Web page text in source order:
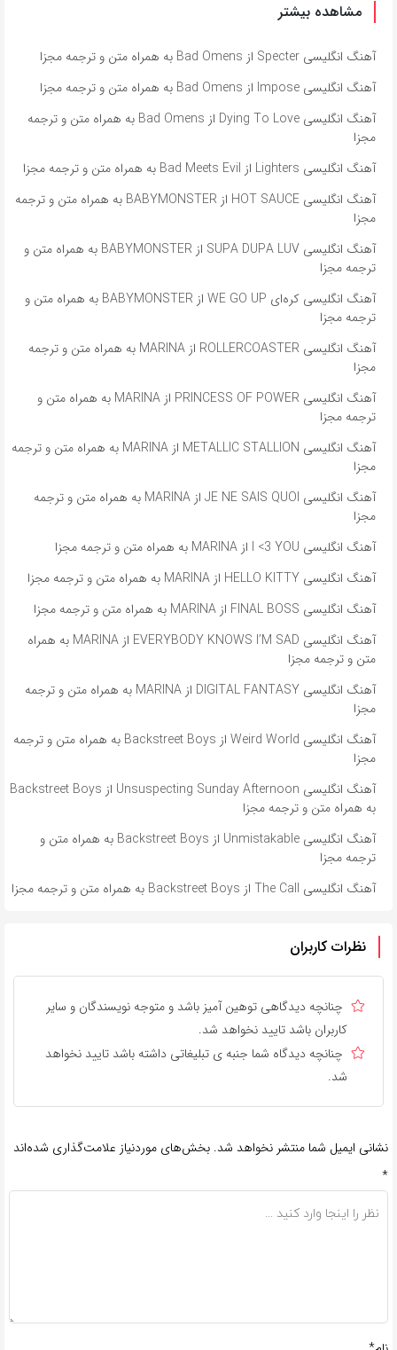
مشاهده بیشتر
آهنگ انگلیسی Specter از Bad Omens به همراه متن و ترجمه مجزا
آهنگ انگلیسی Impose از Bad Omens به همراه متن و ترجمه مجزا
آهنگ انگلیسی Dying To Love از Bad Omens به همراه متن و ترجمه
مجزا
آهنگ انگلیسی Lighters از Bad Meets Evil به همراه متن و ترجمه مجزا
آهنگ انگلیسی HOT SAUCE از BABYMONSTER به همراه متن و ترجمه
مجزا
آهنگ انگلیسی SUPA DUPA LUV از BABYMONSTER به همراه متن و
ترجمه مجزا
آهنگ انگلیسی کره‌ای WE GO UP از BABYMONSTER به همراه متن و
ترجمه مجزا
آهنگ انگلیسی ROLLERCOASTER از MARINA به همراه متن و ترجمه
مجزا
آهنگ انگلیسی PRINCESS OF POWER از MARINA به همراه متن و
ترجمه مجزا
آهنگ انگلیسی METALLIC STALLION از MARINA به همراه متن و ترجمه
مجزا
آهنگ انگلیسی JE NE SAIS QUOI از MARINA به همراه متن و ترجمه
مجزا
آهنگ انگلیسی I <3 YOU از MARINA به همراه متن و ترجمه مجزا
آهنگ انگلیسی HELLO KITTY از MARINA به همراه متن و ترجمه مجزا
آهنگ انگلیسی FINAL BOSS از MARINA به همراه متن و ترجمه مجزا
آهنگ انگلیسی EVERYBODY KNOWS I’M SAD از MARINA به همراه
متن و ترجمه مجزا
آهنگ انگلیسی DIGITAL FANTASY از MARINA به همراه متن و ترجمه
مجزا
آهنگ انگلیسی Weird World از Backstreet Boys به همراه متن و ترجمه
مجزا
آهنگ انگلیسی Unsuspecting Sunday Afternoon از Backstreet Boys
به همراه متن و ترجمه مجزا
آهنگ انگلیسی Unmistakable از Backstreet Boys به همراه متن و
ترجمه مجزا
آهنگ انگلیسی The Call از Backstreet Boys به همراه متن و ترجمه مجزا
نظرات کاربران
چنانچه دیدگاهی توهین آمیز باشد و متوجه نویسندگان و سایر
کاربران باشد تایید نخواهد شد.
چنانچه دیدگاه شما جنبه ی تبلیغاتی داشته باشد تایید نخواهد
شد.
نشانی ایمیل شما منتشر نخواهد شد. بخش‌های موردنیاز علامت‌گذاری شده‌اند
*